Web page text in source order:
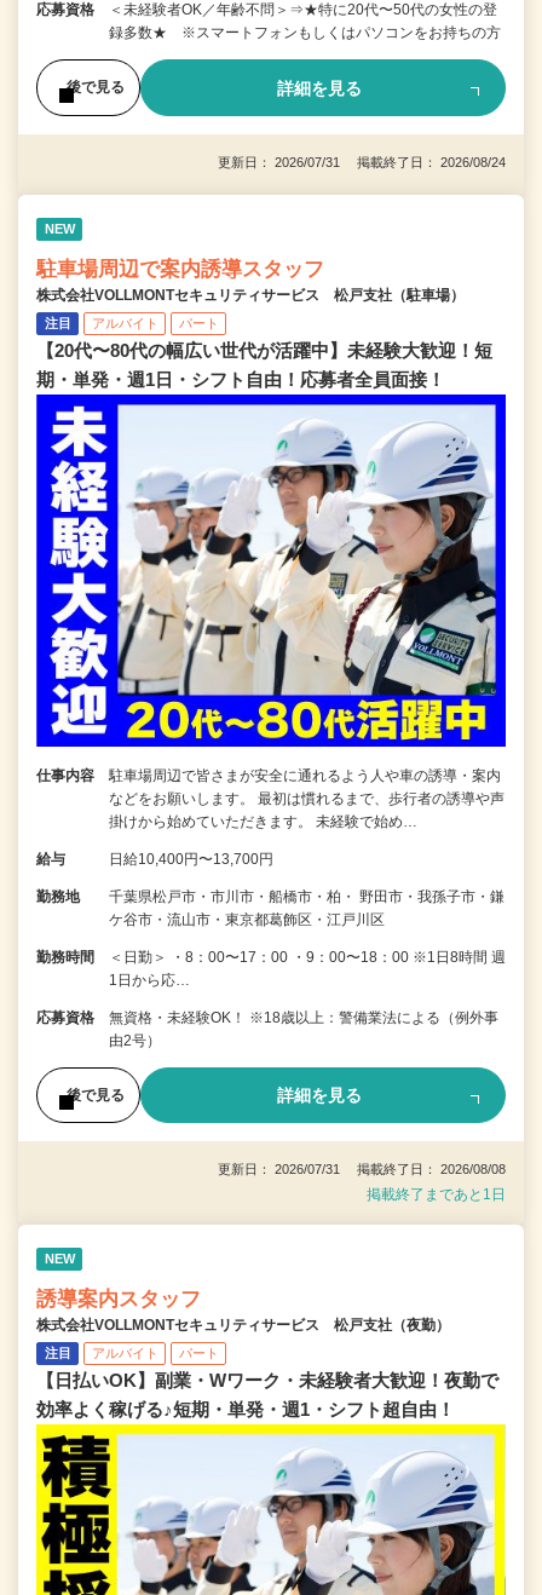
応募資格
＜未経験者OK／年齢不問＞⇒★特に20代〜50代の女性の登
録多数★ ※スマートフォンもしくはパソコンをお持ちの方
後で見る 詳細を見る
更新日： 2026/07/31 掲載終了日： 2026/08/24
NEW
駐車場周辺で案内誘導スタッフ
株式会社VOLLMONTセキュリティサービス 松戸支社（駐車場）
注目 アルバイト パート
【20代〜80代の幅広い世代が活躍中】未経験大歓迎！短
期・単発・週1日・シフト自由！応募者全員面接！
仕事内容
駐車場周辺で皆さまが安全に通れるよう人や車の誘導・案内
などをお願いします。 最初は慣れるまで、歩行者の誘導や声
掛けから始めていただきます。 未経験で始め…
給与 日給10,400円〜13,700円
勤務地
千葉県松戸市・市川市・船橋市・柏・ 野田市・我孫子市・鎌
ケ谷市・流山市・東京都葛飾区・江戸川区
勤務時間
＜日勤＞ ・8：00〜17：00 ・9：00〜18：00 ※1日8時間 週
1日から応…
応募資格
無資格・未経験OK！ ※18歳以上：警備業法による（例外事
由2号）
後で見る 詳細を見る
更新日： 2026/07/31 掲載終了日： 2026/08/08
掲載終了まであと1日
NEW
誘導案内スタッフ
株式会社VOLLMONTセキュリティサービス 松戸支社（夜勤）
注目 アルバイト パート
【日払いOK】副業・Wワーク・未経験者大歓迎！夜勤で
効率よく稼げる♪短期・単発・週1・シフト超自由！